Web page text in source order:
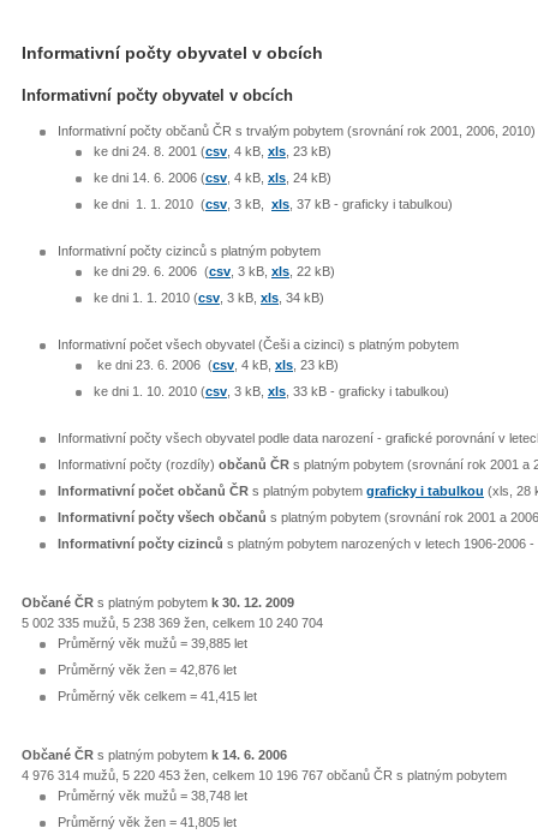
Informativní počty obyvatel v obcích
Informativní počty obyvatel v obcích
Informativní počty občanů ČR s trvalým pobytem (srovnání rok 2001, 2006, 2010)
ke dni 24. 8. 2001 (csv, 4 kB, xls, 23 kB)
ke dni 14. 6. 2006 (csv, 4 kB, xls, 24 kB)
ke dni 1. 1. 2010 (csv, 3 kB, xls, 37 kB - graficky i tabulkou)
Informativní počty cizinců s platným pobytem
ke dni 29. 6. 2006 (csv, 3 kB, xls, 22 kB)
ke dni 1. 1. 2010 (csv, 3 kB, xls, 34 kB)
Informativní počet všech obyvatel (Češi a cizinci) s platným pobytem
ke dni 23. 6. 2006 (csv, 4 kB, xls, 23 kB)
ke dni 1. 10. 2010 (csv, 3 kB, xls, 33 kB - graficky i tabulkou)
Informativní počty všech obyvatel podle data narození - grafické porovnání v
Informativní počty (rozdíly) občanů ČR s platným pobytem (srovnání rok 2001 a
Informativní počet občanů ČR s platným pobytem graficky i tabulkou (xls, 28
Informativní počty všech občanů s platným pobytem (srovnání rok 2001 a
Informativní počty cizinců s platným pobytem narozených v letech 1906-2006 -
Občané ČR s platným pobytem k 30. 12. 2009
5 002 335 mužů, 5 238 369 žen, celkem 10 240 704
Průměrný věk mužů = 39,885 let
Průměrný věk žen = 42,876 let
Průměrný věk celkem = 41,415 let
Občané ČR s platným pobytem k 14. 6. 2006
4 976 314 mužů, 5 220 453 žen, celkem 10 196 767 občanů ČR s platným pobytem
Průměrný věk mužů = 38,748 let
Průměrný věk žen = 41,805 let